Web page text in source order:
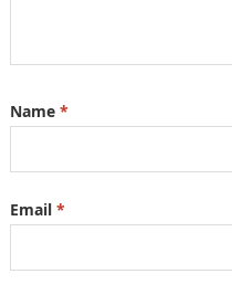
Name *
Email *